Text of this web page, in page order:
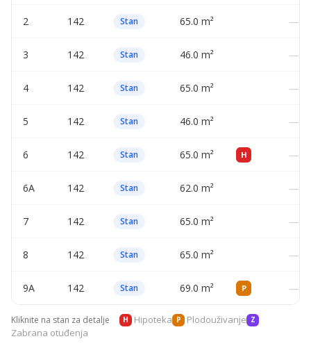
2 142 Stan 65.0 m² —
3 142 Stan 46.0 m² —
4 142 Stan 65.0 m² —
5 142 Stan 46.0 m² —
6 142 Stan 65.0 m² H —
6A 142 Stan 62.0 m² —
7 142 Stan 65.0 m² —
8 142 Stan 65.0 m² —
9A 142 Stan 69.0 m² P —
Kliknite na stan za detalje H Hipoteka P Plodouživanje Z
Zabrana otuđenja